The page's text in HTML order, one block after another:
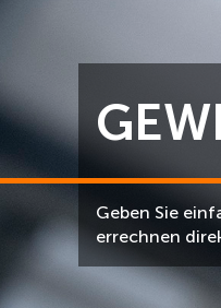
Geben Sie
errechnen